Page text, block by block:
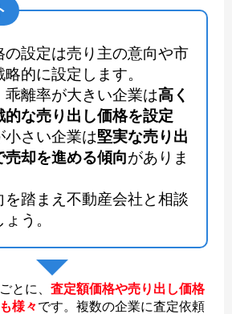
の設定は売り主の意向や市
的に設定します。
乖離率が大きい企業は高く
的な売り出し価格を設定
小さい企業は堅実な売り出
売却を進める傾向がありま
を踏まえ不動産会社と相談
う。
とに、 査定額価格や売り出し価格
様々です。複数の企業に査定依頼